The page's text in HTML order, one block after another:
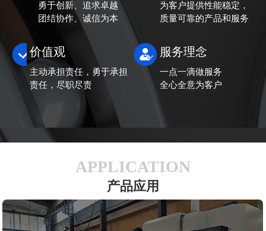
勇于创新、追求卓越
团结协作、诚信为本
为客户提供性能稳定，
质量可靠的产品和服务
价值观
主动承担责任，勇于承担
责任，尽职尽责
服务理念
一点一滴做服务
全心全意为客户
APPLICATION
产品应用